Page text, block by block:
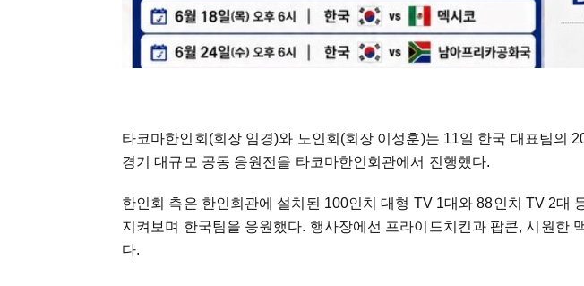
타코마한인회(회장 임경)와 노인회(회장 이성훈)는 11일 한국 대표팀의
경기 대규모 공동 응원전을 타코마한인회관에서 진행했다.
한인회 측은 한인회관에 설치된 100인치 대형 TV 1대와 88인치 TV 2대
지켜보며 한국팀을 응원했다. 행사장에선 프라이드치킨과 팝콘, 시원한
다.